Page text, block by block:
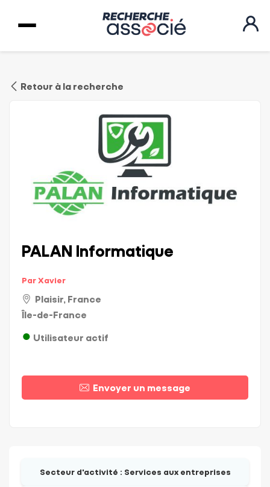
Retour à la recherche
PALAN Informatique
Par Xavier
Plaisir, France
Île-de-France
Utilisateur actif
Envoyer un message
Secteur d'activité : Services aux entreprises